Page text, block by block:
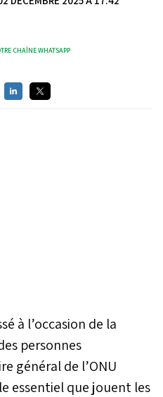
CHAÎNE WHATSAPP
à l’occasion de la
personnes
général de l’ONU
essentiel que jouent les